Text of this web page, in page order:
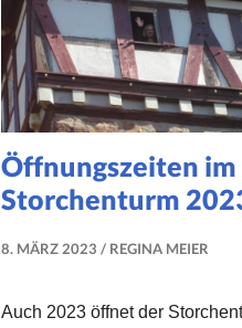
Öffnungszeiten im
Storchenturm
8. MÄRZ 2023 REGINA MEIER
Auch 2023 öffnet der